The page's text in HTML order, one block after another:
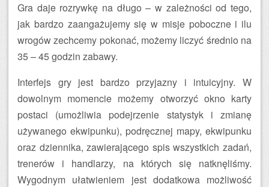
Gra daje rozrywkę na długo – w zależności od tego,
jak bardzo zaangażujemy się w misje poboczne i ilu
wrogów zechcemy pokonać, możemy liczyć średnio na
35 – 45 godzin zabawy.
Interfejs gry jest bardzo przyjazny i intuicyjny. W
dowolnym momencie możemy otworzyć okno karty
postaci (umożliwia podejrzenie statystyk i zmianę
używanego ekwipunku), podręcznej mapy, ekwipunku
oraz dziennika, zawierającego spis wszystkich zadań,
trenerów i handlarzy, na których się natknęliśmy.
Wygodnym ułatwieniem jest dodatkowa możliwość